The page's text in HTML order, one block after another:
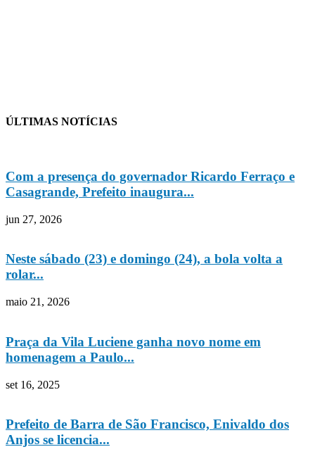
ÚLTIMAS NOTÍCIAS
Com a presença do governador Ricardo Ferraço e
Casagrande, Prefeito inaugura...
jun 27, 2026
Neste sábado (23) e domingo (24), a bola volta a
rolar...
maio 21, 2026
Praça da Vila Luciene ganha novo nome em
homenagem a Paulo...
set 16, 2025
Prefeito de Barra de São Francisco, Enivaldo dos
Anjos se licencia...